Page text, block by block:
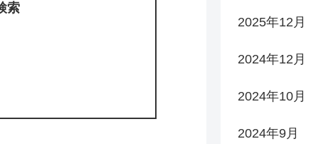
索
2025年12月
2024年12月
2024年10月
2024年9月